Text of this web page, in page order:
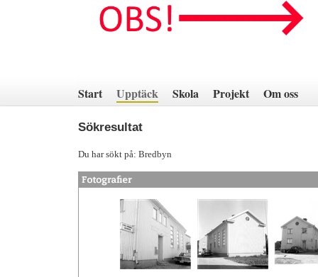
innehåll
Start Upptäck Skola Projekt Om oss
Sökresultat
Du har sökt på: Bredbyn